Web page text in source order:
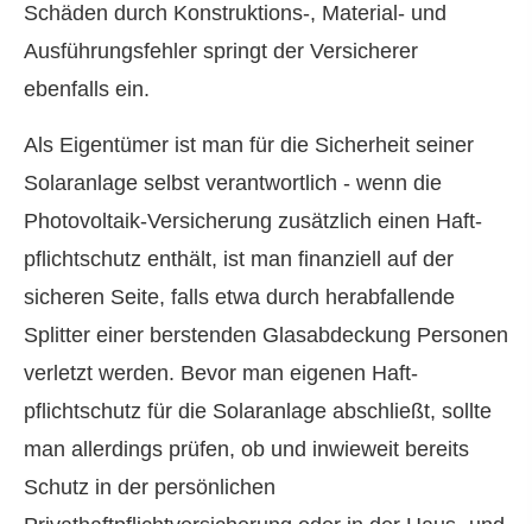
Schäden durch Konstruktions-, Material- und
Ausführungsfehler springt der Versicherer
ebenfalls ein.
Als Eigentümer ist man für die Sicherheit seiner
Solaranlage selbst verantwortlich - wenn die
Photovoltaik-Versicherung zusätzlich einen Haft­
pflichtschutz enthält, ist man finanziell auf der
sicheren Seite, falls etwa durch herabfallende
Splitter einer berstenden Glasabdeckung Per­sonen
verletzt werden. Bevor man eigenen Haft­
pflichtschutz für die Solaranlage abschließt, sollte
man allerdings prüfen, ob und inwieweit bereits
Schutz in der persönlichen